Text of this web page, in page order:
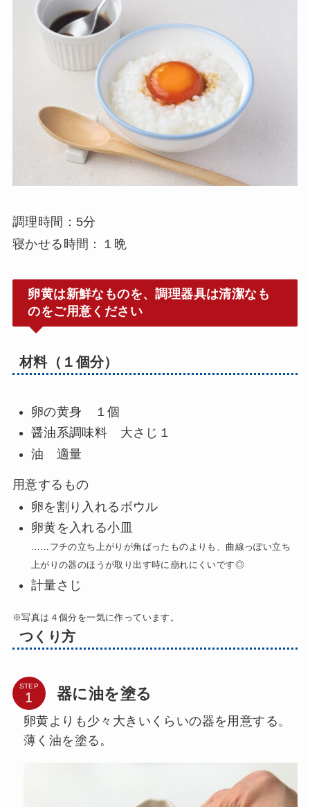
調理時間：5分
寝かせる時間：１晩
卵黄は新鮮なものを、調理器具は清潔なも
のをご用意ください
材料（１個分）
卵の黄身 １個
醤油系調味料 大さじ１
油 適量
用意するもの
卵を割り入れるボウル
卵黄を入れる小皿
……フチの立ち上がりが角ばったものよりも、曲線っぽい立ち
上がりの器のほうが取り出す時に崩れにくいです◎
計量さじ
※写真は４個分を一気に作っています。
つくり方
STEP 器に油を塗る
卵黄よりも少々大きいくらいの器を用意する。
薄く油を塗る。